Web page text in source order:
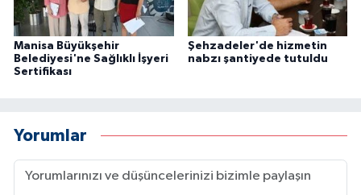
Manisa Büyükşehir
Belediyesi'ne Sağlıklı İşyeri
Sertifikası
Şehzadeler'de hizmetin
nabzı şantiyede tutuldu
Yorumlar